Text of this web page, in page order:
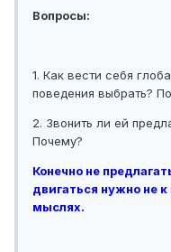
Вопросы:
1. Как вести себя
поведения выбрать?
2. Звонить ли ей
Почему?
Конечно не
двигаться нужно не к
мыслях.